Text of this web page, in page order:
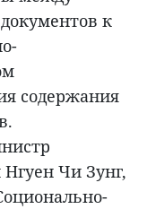
к
содержания
Чи Зунг,